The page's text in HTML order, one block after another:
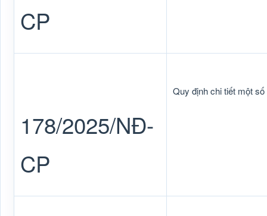
CP
178/2025/NĐ-
CP
Quy định chi tiết một